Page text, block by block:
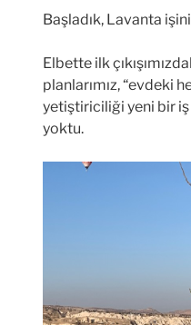
Başladık, Lavanta
Elbette ilk
planlarımız, “evdeki
yetiştiriciliği yeni bir iş
yoktu.